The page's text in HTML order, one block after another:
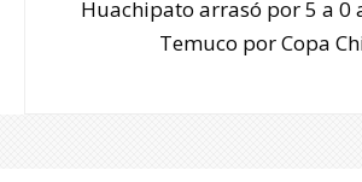
Huachipato arrasó por 5 a 0
Temuco por Copa